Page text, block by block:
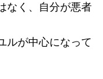
なく、自分が悪者
ルが中心になって